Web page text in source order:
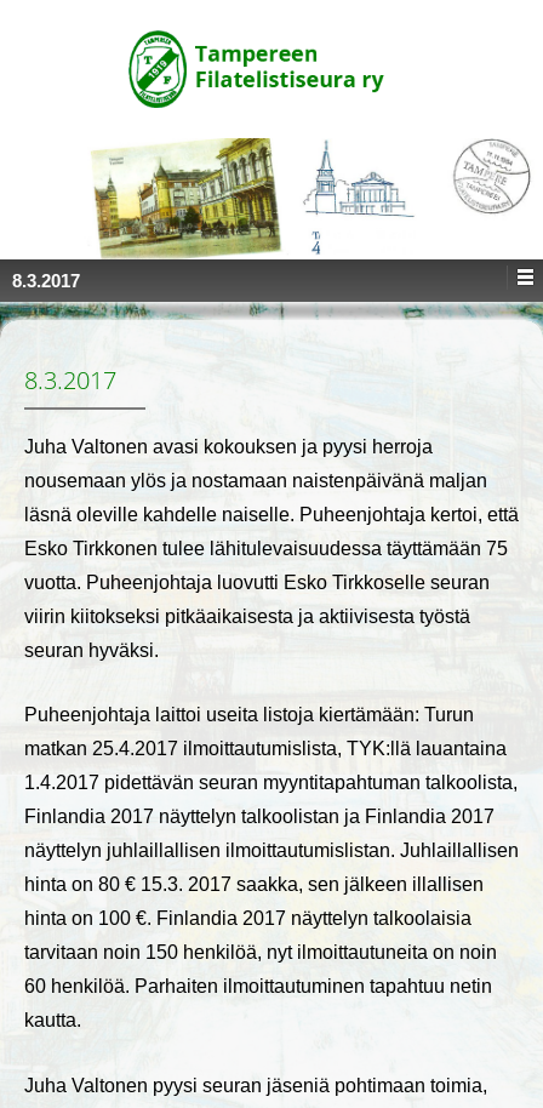
8.3.2017
8.3.2017
Juha Valtonen avasi kokouksen ja pyysi herroja
nousemaan ylös ja nostamaan naistenpäivänä maljan
läsnä oleville kahdelle naiselle. Puheenjohtaja kertoi, että
Esko Tirkkonen tulee lähitulevaisuudessa täyttämään 75
vuotta. Puheenjohtaja luovutti Esko Tirkkoselle seuran
viirin kiitokseksi pitkäaikaisesta ja aktiivisesta työstä
seuran hyväksi.
Puheenjohtaja laittoi useita listoja kiertämään: Turun
matkan 25.4.2017 ilmoittautumislista, TYK:llä lauantaina
1.4.2017 pidettävän seuran myyntitapahtuman talkoolista,
Finlandia 2017 näyttelyn talkoolistan ja Finlandia 2017
näyttelyn juhlaillallisen ilmoittautumislistan. Juhlaillallisen
hinta on 80 € 15.3. 2017 saakka, sen jälkeen illallisen
hinta on 100 €. Finlandia 2017 näyttelyn talkoolaisia
tarvitaan noin 150 henkilöä, nyt ilmoittautuneita on noin
60 henkilöä. Parhaiten ilmoittautuminen tapahtuu netin
kautta.
Juha Valtonen pyysi seuran jäseniä pohtimaan toimia,